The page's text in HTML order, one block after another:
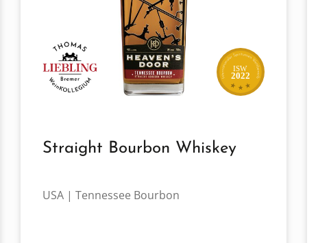
2022
ISW
Straight Bourbon Whiskey
USA | Tennessee Bourbon